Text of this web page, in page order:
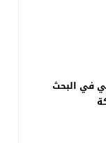
في البحث